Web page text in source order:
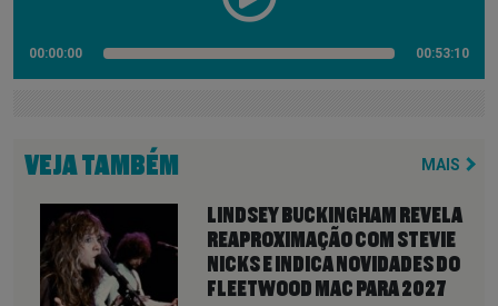
00:00:00 00:53:10
VEJA TAMBÉM MAIS
LINDSEY BUCKINGHAM REVELA
REAPROXIMAÇÃO COM STEVIE
NICKS E INDICA NOVIDADES DO
FLEETWOOD MAC PARA 2027